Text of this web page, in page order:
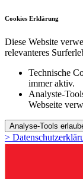
Cookies Erklärung
Diese Website
relevanteres
Technische
immer aktiv.
Analyste-
Webseite
Analyse-Tools
>